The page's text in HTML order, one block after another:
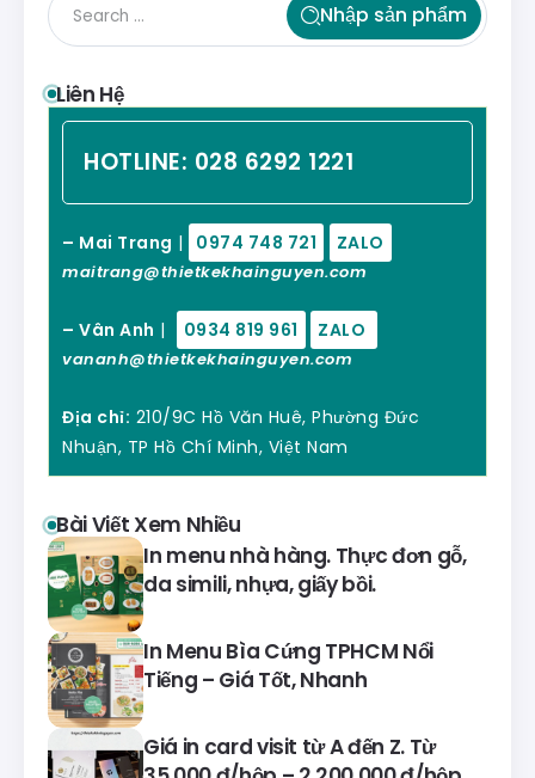
Nhập sản phẩm
Liên Hệ
HOTLINE: 028 6292 1221
– Mai Trang | 0974 748 721 ZALO
maitrang@thietkekhainguyen.com
– Vân Anh | 0934 819 961 ZALO
vananh@thietkekhainguyen.com
Địa chỉ: 210/9C Hồ Văn Huê, Phường Đức
Nhuận, TP Hồ Chí Minh, Việt Nam
Bài Viết Xem Nhiều
In menu nhà hàng. Thực đơn gỗ,
da simili, nhựa, giấy bồi.
In Menu Bìa Cứng TPHCM Nổi
Tiếng – Giá Tốt, Nhanh
Giá in card visit từ A đến Z. Từ